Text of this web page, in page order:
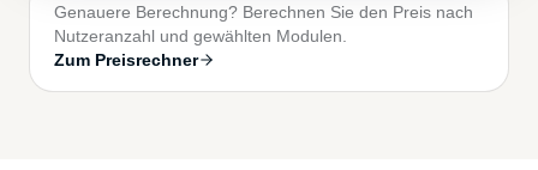
Genauere Berechnung? Berechnen Sie den Preis nach
Nutzeranzahl und gewählten Modulen.
Zum Preisrechner